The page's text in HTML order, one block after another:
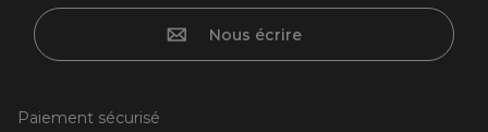
Nous écrire
Paiement sécurisé